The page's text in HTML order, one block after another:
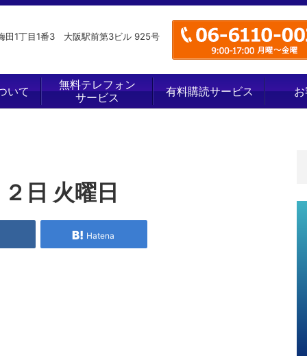
田1丁目1番3 大阪駅前第3ビル 925号
いて
無料テレフォン
サービス
有料購読サービス
日 火曜日
Hatena